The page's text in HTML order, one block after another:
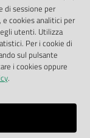
di sessione per
cookies analitici per
utenti. Utilizza
Per i cookie di
sul pulsante
i cookies oppure
.